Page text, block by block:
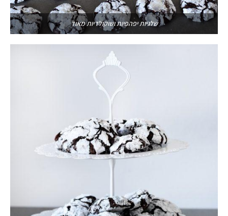
שלגיות יפהפיות ושוקולדיות מאוד